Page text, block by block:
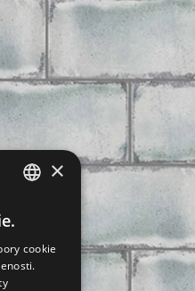
GERMAN
×
cookie